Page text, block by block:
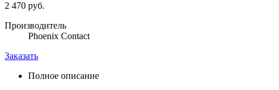
2 470 руб.
Производитель
Phoenix Contact
Заказать
Полное описание